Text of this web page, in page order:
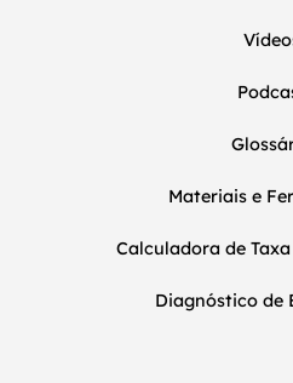
Materiais e
Calculadora de
Diagnóstico de